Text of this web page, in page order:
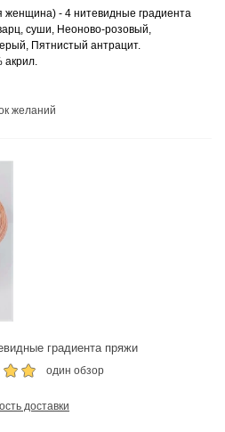
- 4 нитевидные градиента
суши, Неоново-розовый,
Пятнистый антрацит.
акрил.
желаний
градиента пряжи
один обзор
доставки